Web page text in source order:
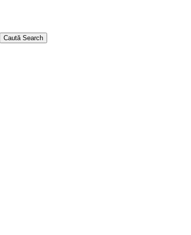
Caută Search